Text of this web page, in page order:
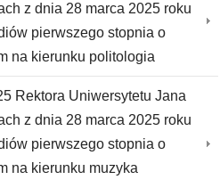
z dnia 28 marca 2025 roku
pierwszego stopnia o
na kierunku politologia
Rektora Uniwersytetu Jana
z dnia 28 marca 2025 roku
pierwszego stopnia o
na kierunku muzyka